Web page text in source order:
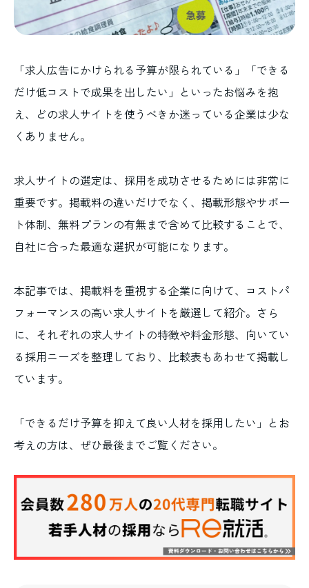
「求人広告にかけられる予算が限られている」「できる
だけ低コストで成果を出したい」といったお悩みを抱
え、どの求人サイトを使うべきか迷っている企業は少な
くありません。
求人サイトの選定は、採用を成功させるためには非常に
重要です。掲載料の違いだけでなく、掲載形態やサポー
ト体制、無料プランの有無まで含めて比較することで、
自社に合った最適な選択が可能になります。
本記事では、掲載料を重視する企業に向けて、コストパ
フォーマンスの高い求人サイトを厳選して紹介。さら
に、それぞれの求人サイトの特徴や料金形態、向いてい
る採用ニーズを整理しており、比較表もあわせて掲載し
ています。
「できるだけ予算を抑えて良い人材を採用したい」とお
考えの方は、ぜひ最後までご覧ください。